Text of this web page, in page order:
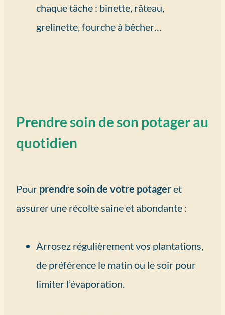
chaque tâche : binette, râteau,
grelinette, fourche à bêcher…
Prendre soin de son potager au
quotidien
Pour prendre soin de votre potageret
assurer une récolte saine et abondante :
Arrosez régulièrement vos plantations,
de préférence le matin ou le soir pour
limiter l’évaporation.